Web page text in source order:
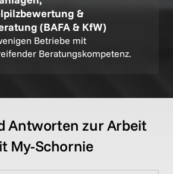
&
(BAFA & KfW)
Betriebe mit
Beratungskompetenz.
Antworten zur Arbeit
My-Schornie